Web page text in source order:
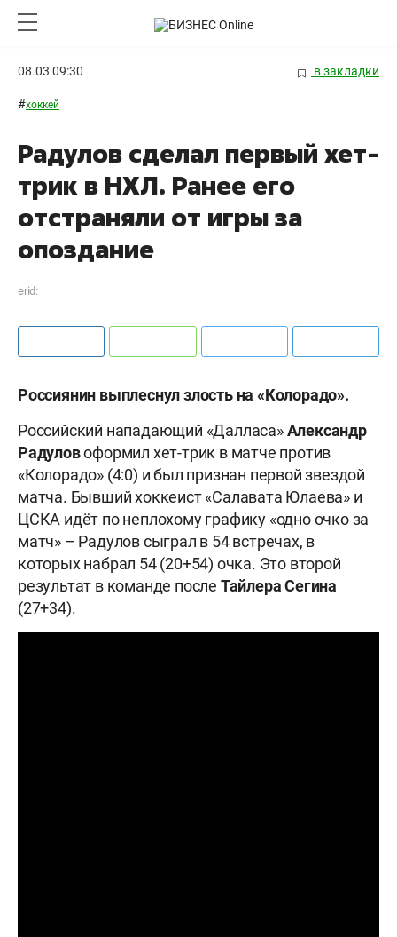
08.03 09:30 в закладки
#хоккей
Радулов сделал первый хет-
трик в НХЛ. Ранее его
отстраняли от игры за
опоздание
erid:
Россиянин выплеснул злость на «Колорадо».
Российский нападающий «Далласа»Александр
Радуловоформил хет-трик в матче против
«Колорадо» (4:0) и был признан первой звездой
матча. Бывший хоккеист «Салавата Юлаева» и
ЦСКА идёт по неплохому графику «одно очко за
матч» – Радулов сыграл в 54 встречах, в
которых набрал 54 (20+54) очка. Это второй
результат в команде после ТайлераСегина
(27+34).